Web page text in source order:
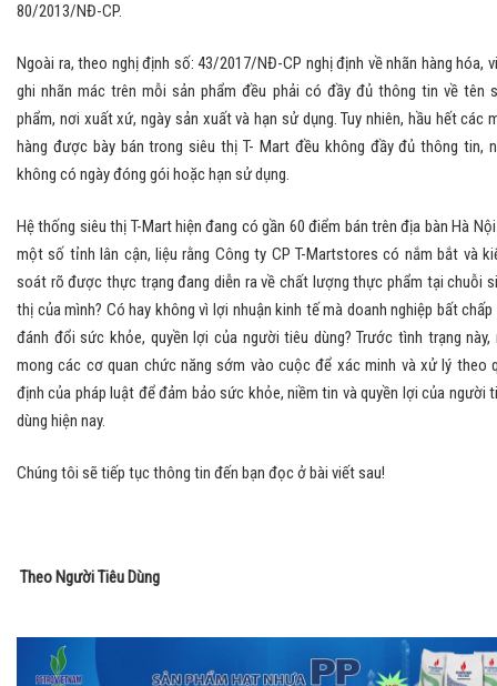
80/2013/NĐ-CP.
Ngoài ra, theo nghị định số: 43/2017/NĐ-CP nghị định về nhãn hàng hóa,
ghi nhãn mác trên mỗi sản phẩm đều phải có đầy đủ thông tin về tên
phẩm, nơi xuất xứ, ngày sản xuất và hạn sử dụng. Tuy nhiên, hầu hết các
hàng được bày bán trong siêu thị T- Mart đều không đầy đủ thông tin,
không có ngày đóng gói hoặc hạn sử dụng.
Hệ thống siêu thị T-Mart hiện đang có gần 60 điểm bán trên địa bàn Hà
một số tỉnh lân cận, liệu rằng Công ty CP T-Martstores có nắm bắt và
soát rõ được thực trạng đang diễn ra về chất lượng thực phẩm tại chuỗi
thị của mình? Có hay không vì lợi nhuận kinh tế mà doanh nghiệp bất chấp
đánh đổi sức khỏe, quyền lợi của người tiêu dùng? Trước tình trạng này,
mong các cơ quan chức năng sớm vào cuộc để xác minh và xử lý theo
định của pháp luật để đảm bảo sức khỏe, niềm tin và quyền lợi của người
dùng hiện nay.
Chúng tôi sẽ tiếp tục thông tin đến bạn đọc ở bài viết sau!
Theo Người Tiêu Dùng